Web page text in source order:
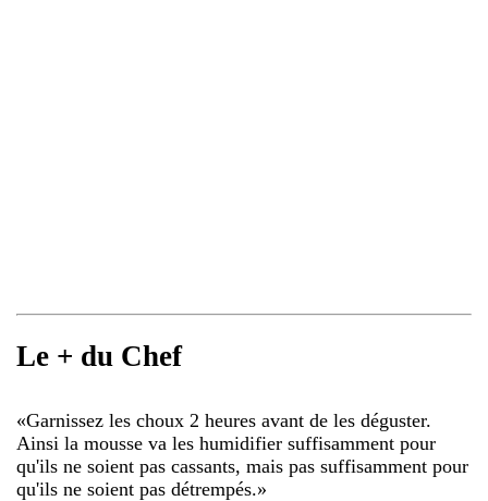
Le + du Chef
«Garnissez les choux 2 heures avant de les déguster.
Ainsi la mousse va les humidifier suffisamment pour
qu'ils ne soient pas cassants, mais pas suffisamment pour
qu'ils ne soient pas détrempés.»